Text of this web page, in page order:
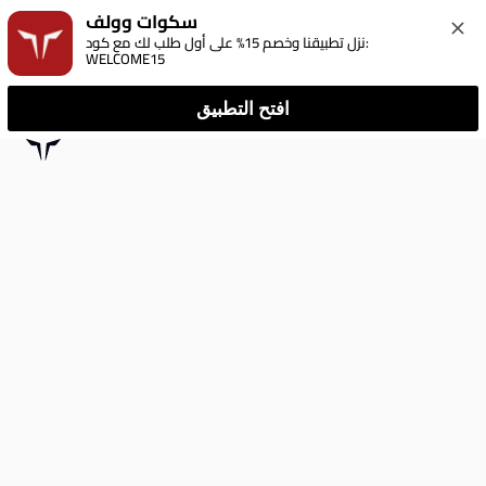
سكوات وولف
نزل تطبيقنا وخصم 15% على أول طلب لك مع كود:
WELCOME15
افتح التطبيق